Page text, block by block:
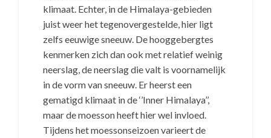
klimaat. Echter, in de Himalaya-gebieden
juist weer het tegenovergestelde, hier ligt
zelfs eeuwige sneeuw. De hooggebergtes
kenmerken zich dan ook met relatief weinig
neerslag, de neerslag die valt is voornamelijk
in de vorm van sneeuw. Er heerst een
gematigd klimaat in de ‘’Inner Himalaya’’,
maar de moesson heeft hier wel invloed.
Tijdens het moessonseizoen varieert de